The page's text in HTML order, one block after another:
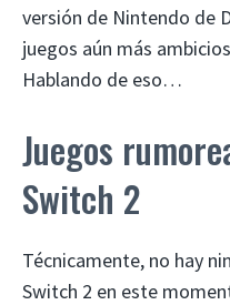
versión de Nintendo de
juegos aún más
Hablando de eso…
Juegos
Switch 2
Técnicamente, no hay
Switch 2 en este